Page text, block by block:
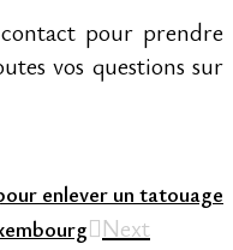
pour prendre
vos questions sur
enlever un tatouage
Next